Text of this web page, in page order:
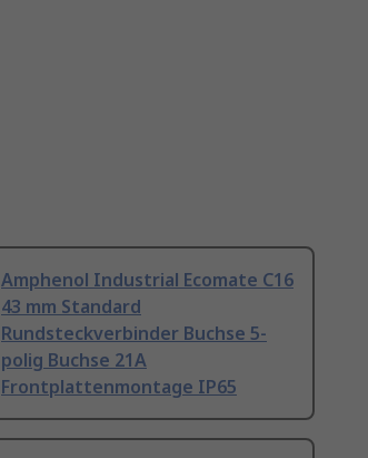
Amphenol Industrial Ecomate C16
43 mm Standard
Rundsteckverbinder Buchse 5-
polig Buchse 21A
Frontplattenmontage IP65